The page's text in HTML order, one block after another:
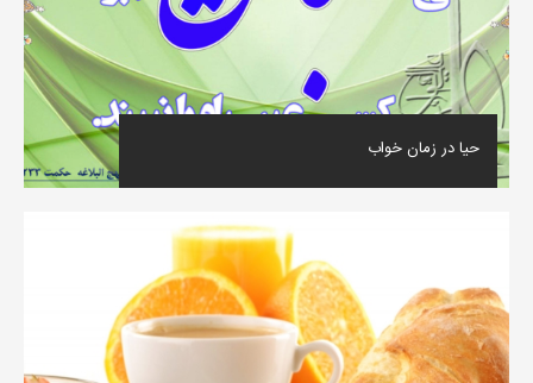
حیا در زمان خواب